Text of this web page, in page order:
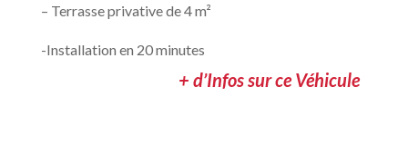
– Terrasse privative de 4 m²
-Installation en 20 minutes
+ d’Infos sur ce Véhicule